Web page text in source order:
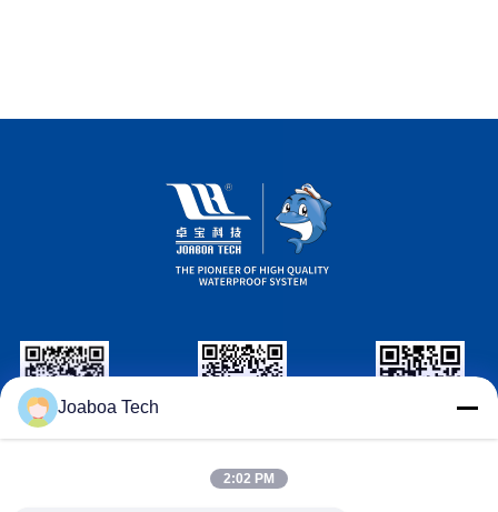
Wechat Identification LinkedIn Identification
Identification
Joaboa Tech
2:02 PM